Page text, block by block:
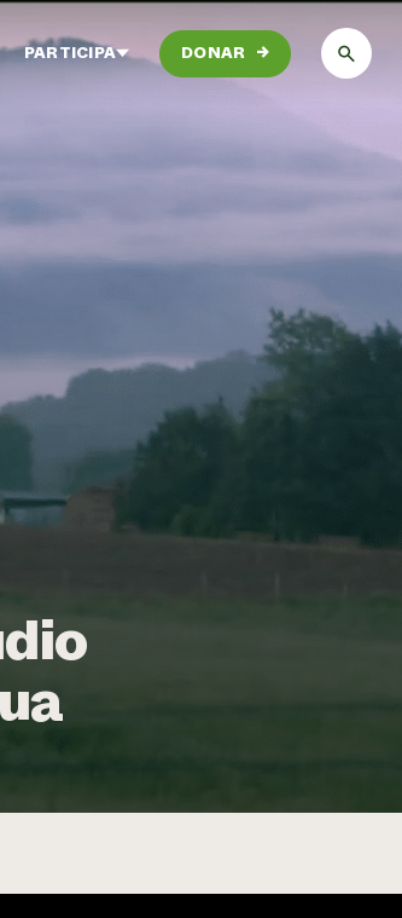
PARTICIPA DONAR →